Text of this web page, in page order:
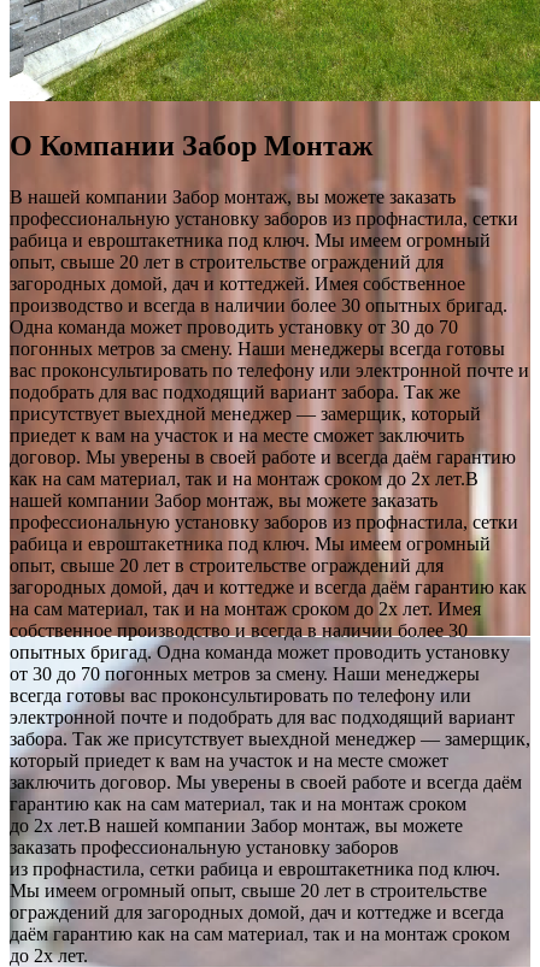
О Компании Забор Монтаж
В нашей компании Забор монтаж, вы можете заказать
профессиональную установку заборов из профнастила, сетки
рабица и евроштакетника под ключ. Мы имеем огромный
опыт, свыше 20 лет в строительстве ограждений для
загородных домой, дач и коттеджей. Имея собственное
производство и всегда в наличии более 30 опытных бригад.
Одна команда может проводить установку от 30 до 70
погонных метров за смену. Наши менеджеры всегда готовы
вас проконсультировать по телефону или электронной почте и
подобрать для вас подходящий вариант забора. Так же
присутствует выехдной менеджер — замерщик, который
приедет к вам на участок и на месте сможет заключить
договор. Мы уверены в своей работе и всегда даём гарантию
как на сам материал, так и на монтаж сроком до 2х лет.В
нашей компании Забор монтаж, вы можете заказать
профессиональную установку заборов из профнастила, сетки
рабица и евроштакетника под ключ. Мы имеем огромный
опыт, свыше 20 лет в строительстве ограждений для
загородных домой, дач и коттедже и всегда даём гарантию как
на сам материал, так и на монтаж сроком до 2х лет. Имея
собственное производство и всегда в наличии более 30
опытных бригад. Одна команда может проводить установку
от 30 до 70 погонных метров за смену. Наши менеджеры
всегда готовы вас проконсультировать по телефону или
электронной почте и подобрать для вас подходящий вариант
забора. Так же присутствует выехдной менеджер — замерщик,
который приедет к вам на участок и на месте сможет
заключить договор. Мы уверены в своей работе и всегда даём
гарантию как на сам материал, так и на монтаж сроком
до 2х лет.В нашей компании Забор монтаж, вы можете
заказать профессиональную установку заборов
из профнастила, сетки рабица и евроштакетника под ключ.
Мы имеем огромный опыт, свыше 20 лет в строительстве
ограждений для загородных домой, дач и коттедже и всегда
даём гарантию как на сам материал, так и на монтаж сроком
до 2х лет.